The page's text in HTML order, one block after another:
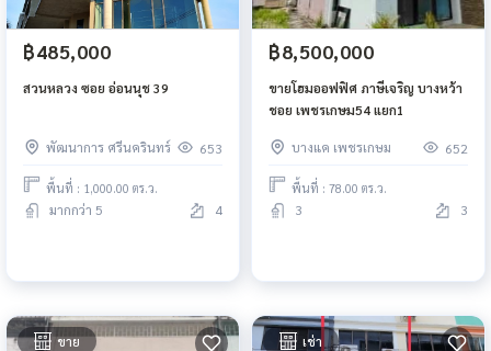
฿485,000
สวนหลวง ซอย อ่อนนุช 39
พัฒนาการ ศรีนครินทร์ 653
พื้นที่ : 1,000.00 ตร.ว.
มากกว่า 5 4
฿8,500,000
ขายโฮมออฟฟิศ ภาษีเจริญ บางหว้า
ชอย เพชรเกษม54 แยก1
บางแค เพชรเกษม 652
พื้นที่ : 78.00 ตร.ว.
3 3
ขาย เช่า